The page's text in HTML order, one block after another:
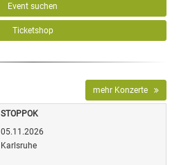
Event suchen
Ticketshop
mehr Konzerte
STOPPOK
05.11.2026
Karlsruhe